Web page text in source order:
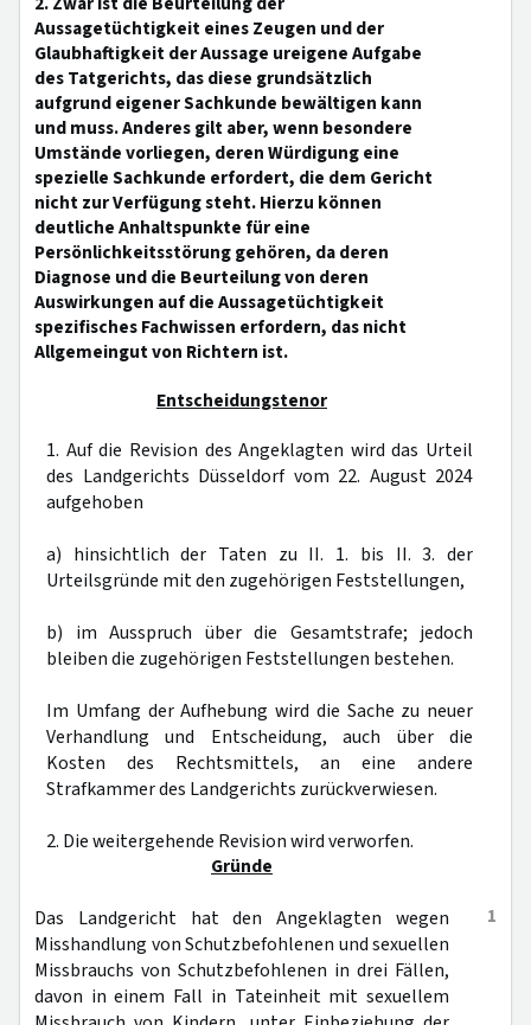
Aussagetüchtigkeit eines Zeugen und der
Glaubhaftigkeit der Aussage ureigene Aufgabe
des Tatgerichts, das diese grundsätzlich
aufgrund eigener Sachkunde bewältigen kann
und muss. Anderes gilt aber, wenn besondere
Umstände vorliegen, deren Würdigung eine
spezielle Sachkunde erfordert, die dem Gericht
nicht zur Verfügung steht. Hierzu können
deutliche Anhaltspunkte für eine
Persönlichkeitsstörung gehören, da deren
Diagnose und die Beurteilung von deren
Auswirkungen auf die Aussagetüchtigkeit
spezifisches Fachwissen erfordern, das nicht
Allgemeingut von Richtern ist.
Entscheidungstenor
1. Auf die Revision des Angeklagten wird das Urteil
des Landgerichts Düsseldorf vom 22. August 2024
aufgehoben
a) hinsichtlich der Taten zu II. 1. bis II. 3. der
Urteilsgründe mit den zugehörigen Feststellungen,
b) im Ausspruch über die Gesamtstrafe; jedoch
bleiben die zugehörigen Feststellungen bestehen.
Im Umfang der Aufhebung wird die Sache zu neuer
Verhandlung und Entscheidung, auch über die
Kosten des Rechtsmittels, an eine andere
Strafkammer des Landgerichts zurückverwiesen.
2. Die weitergehende Revision wird verworfen.
Gründe
1
Das Landgericht hat den Angeklagten wegen
Misshandlung von Schutzbefohlenen und sexuellen
Missbrauchs von Schutzbefohlenen in drei Fällen,
davon in einem Fall in Tateinheit mit sexuellem